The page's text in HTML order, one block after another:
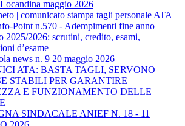
maggio 2026
| comunicato stampa tagli personale ATA
Point n.570 - Adempimenti fine anno
2025/2026: scrutini, credito, esami,
d’esame
news n. 9 20 maggio 2026
ATA: BASTA TAGLI, SERVONO
STABILI PER GARANTIRE
E FUNZIONAMENTO DELLE
SINDACALE ANIEF N. 18 - 11